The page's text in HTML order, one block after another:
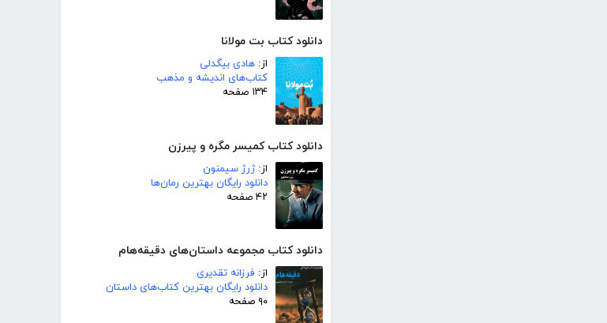
دانلود کتاب بت مولانا
از: هادی بیگدلی
کتاب‌های اندیشه و مذهب
۱۳۴ صفحه
دانلود کتاب کمیسر مگره و پیرزن
از:ژرژ سیمنون
دانلود رایگان بهترین رمان‌ها
۴۲ صفحه
دانلود کتاب مجموعه داستان‌های دقیقه‌هام
از: فرزانه تقدیری
دانلود رایگان بهترین کتاب‌های داستان
۹۰ صفحه